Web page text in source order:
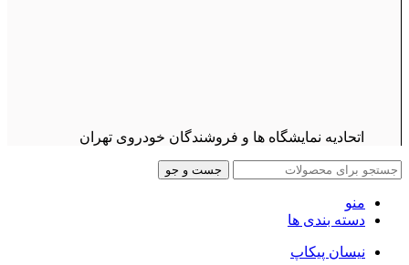
اتحادیه نمایشگاه ها و فروشندگان خودروی تهران
جست و جو
منو
دسته بندی ها
نیسان پیکاپ